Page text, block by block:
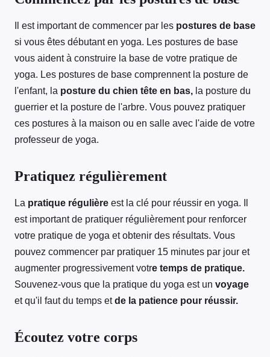
Il est important de commencer par les postures de base
si vous êtes débutant en yoga. Les postures de base
vous aident à construire la base de votre pratique de
yoga. Les postures de base comprennent la posture de
l'enfant, la posture du chien tête en bas, la posture du
guerrier et la posture de l'arbre. Vous pouvez pratiquer
ces postures à la maison ou en salle avec l'aide de votre
professeur de yoga.
Pratiquez régulièrement
La pratique régulière est la clé pour réussir en yoga. Il
est important de pratiquer régulièrement pour renforcer
votre pratique de yoga et obtenir des résultats. Vous
pouvez commencer par pratiquer 15 minutes par jour et
augmenter progressivement votre temps de pratique.
Souvenez-vous que la pratique du yoga est un voyage
et qu'il faut du temps etde la patience pour réussir.
Écoutez votre corps